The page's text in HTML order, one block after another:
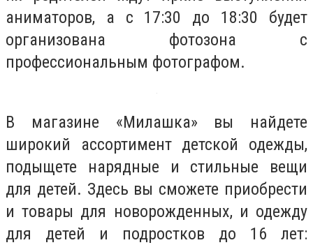
аниматоров, а с 17:30 до 18:30 будет
организована фотозона с
профессиональным фотографом.
В магазине «Милашка» вы найдете
широкий ассортимент детской одежды,
подыщете нарядные и стильные вещи
для детей. Здесь вы сможете приобрести
и товары для новорожденных, и одежду
для детей и подростков до 16 лет: